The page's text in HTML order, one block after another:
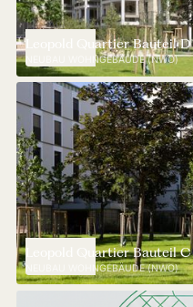
Leopold Quartier Bauteil D
NEUBAU WOHNGEBÄUDE (NWO)
Leopold Quartier Bauteil C
NEUBAU WOHNGEBÄUDE (NWO)